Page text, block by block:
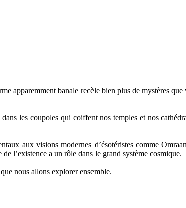
apparemment banale recèle bien plus de mystères
les coupoles qui coiffent nos temples et nos
aux visions modernes d’ésotéristes comme
l’existence a un rôle dans le grand système cosmique.
nous allons explorer ensemble.